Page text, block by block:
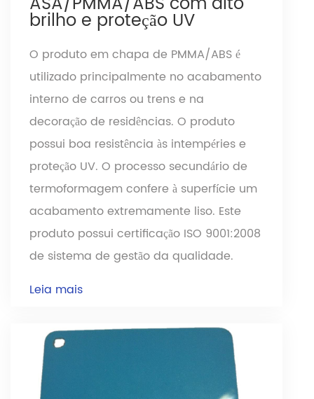
brilho e proteção UV
O produto em chapa de PMMA/ABS é
utilizado principalmente no acabamento
interno de carros ou trens e na
decoração de residências. O produto
possui boa resistência às intempéries e
proteção UV. O processo secundário de
termoformagem confere à superfície um
acabamento extremamente liso. Este
produto possui certificação ISO 9001:2008
de sistema de gestão da qualidade.
Leia mais